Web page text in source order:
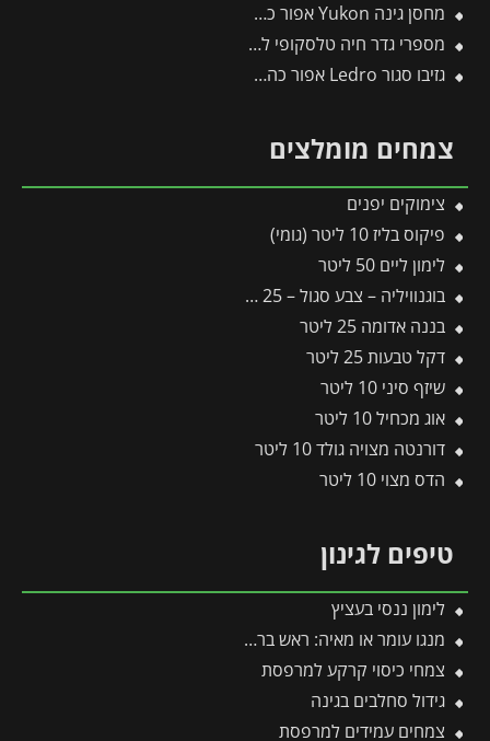
מחסן גינה Yukon אפור כהה 3.3X2.7 מבית פלרם – קנופיה
מספרי גדר חיה טלסקופי להב גלי 212-B -תבור
גזיבו סגור Ledro אפור כהה 3X3 מבית פלרם – Canopia
צמחים מומלצים
צימוקים יפנים
פיקוס בליז 10 ליטר (גומי)
לימון ליים 50 ליטר
בוגנוויליה – צבע סגול – 25 ליטר
בננה אדומה 25 ליטר
דקל טבעות 25 ליטר
שיזף סיני 10 ליטר
אוג מכחיל 10 ליטר
דורנטה מצויה גולד 10 ליטר
הדס מצוי 10 ליטר
טיפים לגינון
לימון ננסי בעציץ
מנגו עומר או מאיה: ראש בראש – מי מהם עדיף לגדל בגינה?
צמחי כיסוי קרקע למרפסת
גידול סחלבים בגינה
צמחים עמידים למרפסת